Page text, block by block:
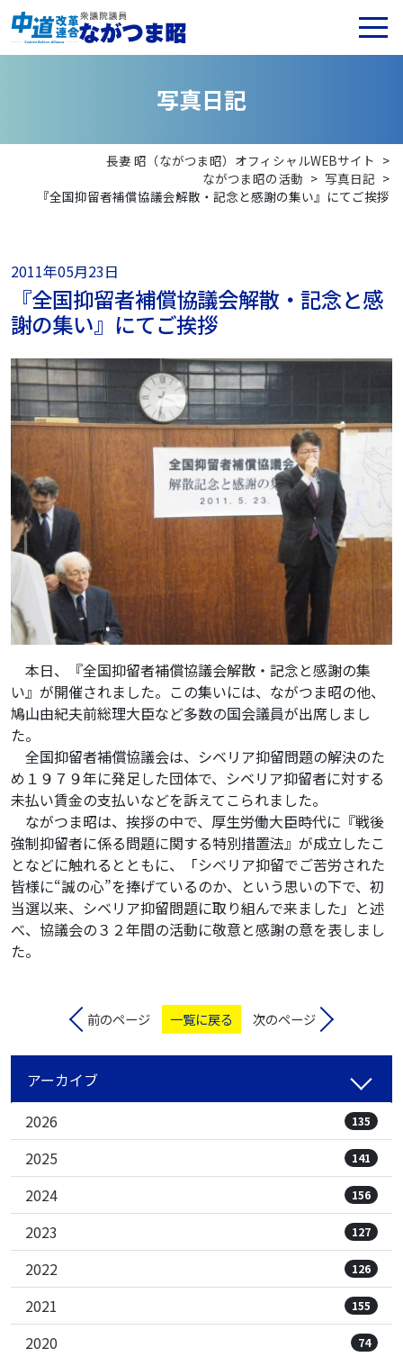
写真日記
長妻 昭（ながつま昭）オフィシャルWEBサイト >
ながつま昭の活動 > 写真日記 >
『全国抑留者補償協議会解散・記念と感謝の集い』にてご挨拶
2011年05月23日
『全国抑留者補償協議会解散・記念と感
謝の集い』にてご挨拶
本日、『全国抑留者補償協議会解散・記念と感謝の集
い』が開催されました。この集いには、ながつま昭の他、
鳩山由紀夫前総理大臣など多数の国会議員が出席しまし
た。
全国抑留者補償協議会は、シベリア抑留問題の解決のた
め１９７９年に発足した団体で、シベリア抑留者に対する
未払い賃金の支払いなどを訴えてこられました。
ながつま昭は、挨拶の中で、厚生労働大臣時代に『戦後
強制抑留者に係る問題に関する特別措置法』が成立したこ
となどに触れるとともに、「シベリア抑留でご苦労された
皆様に“誠の心”を捧げているのか、という思いの下で、初
当選以来、シベリア抑留問題に取り組んで来ました」と述
べ、協議会の３２年間の活動に敬意と感謝の意を表しまし
た。
前のページ 一覧に戻る 次のページ
アーカイブ
2026
135
2025 141
2024 156
2023 127
2022 126
2021 155
2020 74